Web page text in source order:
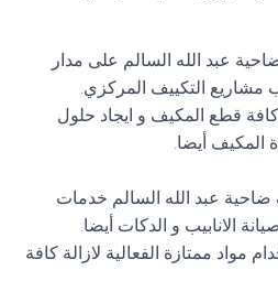
عبد الله السالم على مدار
مشاريع التكييف المركزي.
قطع المكيف و ايجاد حلول
المكيف أيضا.
عبد الله السالم خدمات
الانابيب و الدكات أيضا.
مواد ممتازة الفعالية لازالة كافة